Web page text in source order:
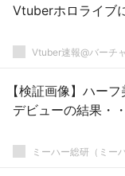
Vtuberホロライブ
Vtuber速報@バーチ
【検証画像】ハー
デビューの結果・
ミーハー総研（ミー